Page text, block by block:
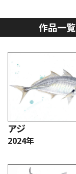
作品一覧
アジ
2024年